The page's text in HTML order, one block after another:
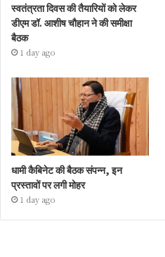
स्वतंत्रता दिवस की तैयारियों को लेकर
डीएम डॉ. आशीष चौहान ने की समीक्षा
बैठक
1 day ago
धामी कैबिनेट की बैठक संपन्न, इन
प्रस्तावों पर लगी मोहर
1 day ago